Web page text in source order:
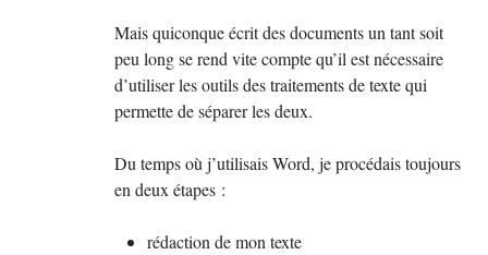
Mais quiconque écrit des documents un tant soit
peu long se rend vite compte qu’il est nécessaire
d’utiliser les outils des traitements de texte qui
permette de séparer les deux.
Du temps où j’utilisais Word, je procédais toujours
en deux étapes :
rédaction de mon texte